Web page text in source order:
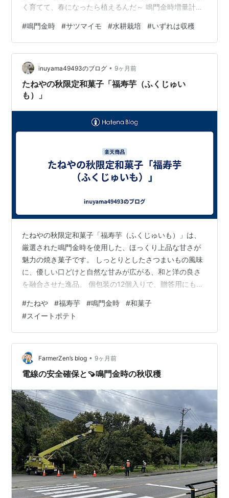
く育てて、春になったら植えるんだ～ 鳴門金時増量計画
替えないとね
#鳴門金時 #サツマイモ #水耕栽培 #いずれは収穫
inuyama49493のブログ • 9ヶ月前
たねやの秋限定和菓子「福寿芋（ふくじゅい
も）」
たねやの秋限定和菓子「福寿芋（ふくじゅいも）」は、
厳選された鳴門金時を使用した、ほっくり上品な甘さが
魅力の焼き菓子です。 しっとりとしたさつまいもの風味
に、優しい口どけと自然な甘みが広がる、和と洋の良さ
を融合させた逸品。 個包装の12個入りで、贈答用にもぴ
季節を感じるやさしい味わいを大切な方へお届けしま
す。送料無料でお取り寄せにも便利です。 a.r10.to
#たねや #福寿芋 #鳴門金時 #和菓子
#スイートポテト
FarmerZen’s blog • 9ヶ月前
電線の安全確保と🍠鳴門金時の秋収穫